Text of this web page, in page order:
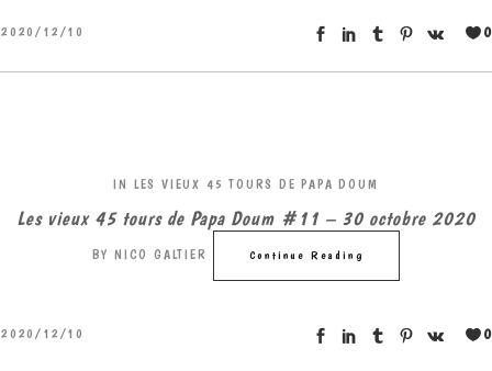
2020/12/10 0
IN LES VIEUX 45 TOURS DE PAPA DOUM
Les vieux 45 tours de Papa Doum #11 – 30 octobre 2020
BY NICO GALTIER Continue Reading
2020/12/10 0